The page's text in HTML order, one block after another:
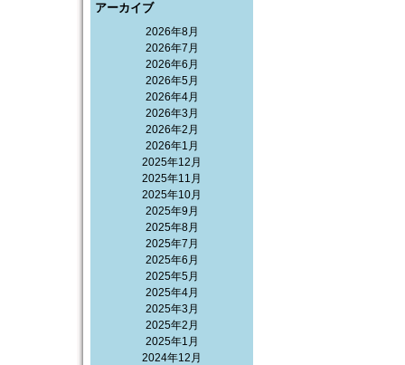
アーカイブ
2026年8月
2026年7月
2026年6月
2026年5月
2026年4月
2026年3月
2026年2月
2026年1月
2025年12月
2025年11月
2025年10月
2025年9月
2025年8月
2025年7月
2025年6月
2025年5月
2025年4月
2025年3月
2025年2月
2025年1月
2024年12月